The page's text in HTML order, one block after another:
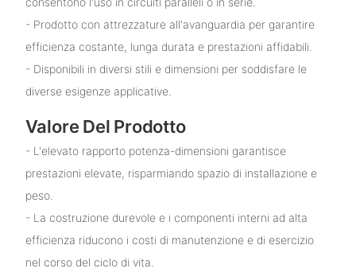
- Prodotto con attrezzature all'avanguardia per garantire
efficienza costante, lunga durata e prestazioni affidabili.
- Disponibili in diversi stili e dimensioni per soddisfare le
diverse esigenze applicative.
Valore Del Prodotto
- L'elevato rapporto potenza-dimensioni garantisce
prestazioni elevate, risparmiando spazio di installazione e
peso.
- La costruzione durevole e i componenti interni ad alta
efficienza riducono i costi di manutenzione e di esercizio
nel corso del ciclo di vita.